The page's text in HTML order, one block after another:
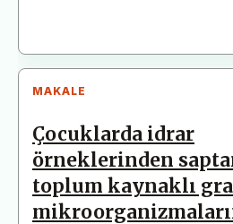
MAKALE
Çocuklarda idrar
örneklerinden
toplum kaynaklı